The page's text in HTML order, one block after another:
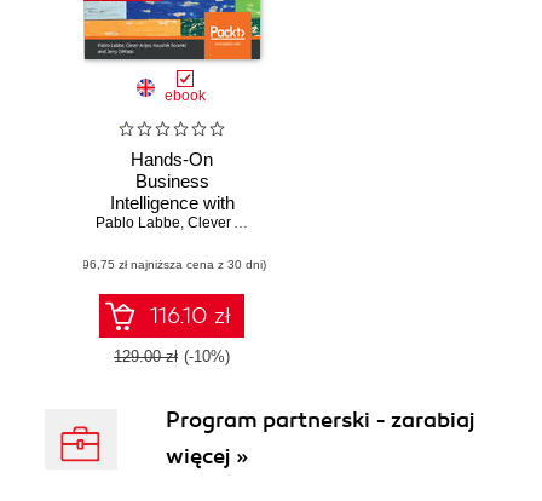
ebook
Hands-On
Business
Intelligence with
Qlik Sense.
service data
analytics with
insights and
guidance from Qlik
Sense experts
Pablo Labbe, Clever Anjos
(96,75 zł najniższa cena z 30 dni)
116.10 zł
129.00 zł (-10%)
Program partnerski - zarabiaj
więcej »